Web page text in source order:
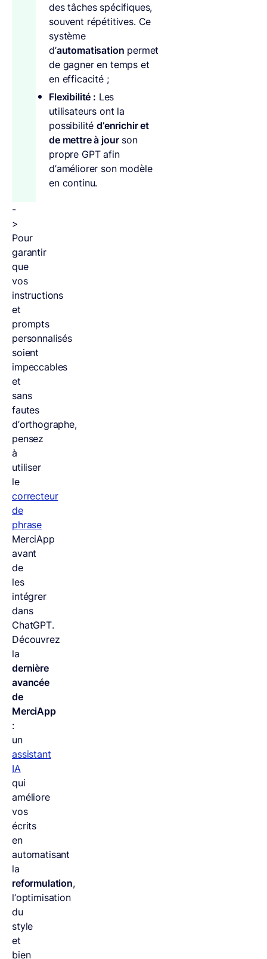
des tâches spécifiques,
souvent répétitives. Ce
système
d’automatisation permet
de gagner en temps et
en efficacité ;
Flexibilité : Les
utilisateurs ont la
possibilitéd’enrichir et
de mettre à jourson
propre GPT afin
d’améliorer son modèle
en continu.
-
>
Pour
garantir
que
vos
instructions
et
prompts
personnalisés
soient
impeccables
et
sans
fautes
d’orthographe,
pensez
à
utiliser
le
correcteur
de
phrase
MerciApp
avant
de
les
intégrer
dans
ChatGPT.
Découvrez
la
dernière
avancée
de
MerciApp
:
un
assistant
IA
qui
améliore
vos
écrits
en
automatisant
la
reformulation,
l’optimisation
du
style
et
bien